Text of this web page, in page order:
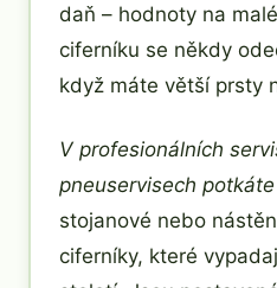
daň – hodnoty na
ciferníku se někdy
když máte větší prsty
V profesionálních
pneuservisech
stojanové nebo
ciferníky, které